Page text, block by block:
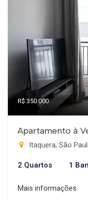
R$ 350.000
Apartamento à
Itaquera, São
2 Quartos 1
Mais informações